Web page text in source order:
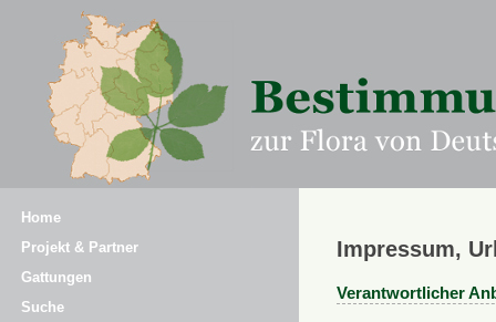
Home
Projekt & Partner
Gattungen
Suche
Impressum,
Verantwortlicher